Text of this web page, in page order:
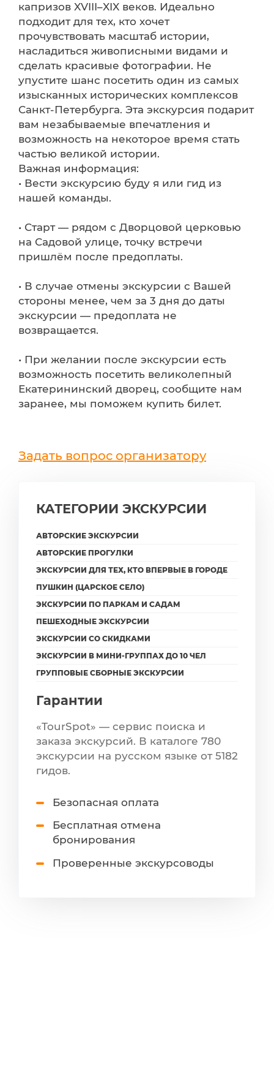
капризов XVIII–XIX веков. Идеально
подходит для тех, кто хочет
прочувствовать масштаб истории,
насладиться живописными видами и
сделать красивые фотографии. Не
упустите шанс посетить один из самых
изысканных исторических комплексов
Санкт-Петербурга. Эта экскурсия подарит
вам незабываемые впечатления и
возможность на некоторое время стать
частью великой истории.
Важная информация:
• Вести экскурсию буду я или гид из
нашей команды.
• Старт — рядом с Дворцовой церковью
на Садовой улице, точку встречи
пришлём после предоплаты.
• В случае отмены экскурсии с Вашей
стороны менее, чем за 3 дня до даты
экскурсии — предоплата не
возвращается.
• При желании после экскурсии есть
возможность посетить великолепный
Екатерининский дворец, сообщите нам
заранее, мы поможем купить билет.
Задать вопрос организатору
КАТЕГОРИИ ЭКСКУРСИИ
АВТОРСКИЕ ЭКСКУРСИИ
АВТОРСКИЕ ПРОГУЛКИ
ЭКСКУРСИИ ДЛЯ ТЕХ, КТО ВПЕРВЫЕ В ГОРОДЕ
ПУШКИН (ЦАРСКОЕ СЕЛО)
ЭКСКУРСИИ ПО ПАРКАМ И САДАМ
ПЕШЕХОДНЫЕ ЭКСКУРСИИ
ЭКСКУРСИИ СО СКИДКАМИ
ЭКСКУРСИИ В МИНИ-ГРУППАХ ДО 10 ЧЕЛ
ГРУППОВЫЕ СБОРНЫЕ ЭКСКУРСИИ
Гарантии
«TourSpot» — сервис поиска и
заказа экскурсий. В каталоге 780
экскурсии на русском языке от 5182
гидов.
Безопасная оплата
Бесплатная отмена
бронирования
Проверенные экскурсоводы